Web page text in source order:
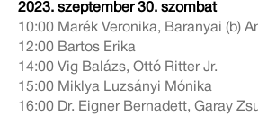
2023. szeptember 30. szombat
10:00 Marék Veronika, Baranyai (b)
12:00 Bartos Erika
14:00 Vig Balázs, Ottó Ritter Jr.
15:00 Miklya Luzsányi Mónika
16:00 Dr. Eigner Bernadett, Garay